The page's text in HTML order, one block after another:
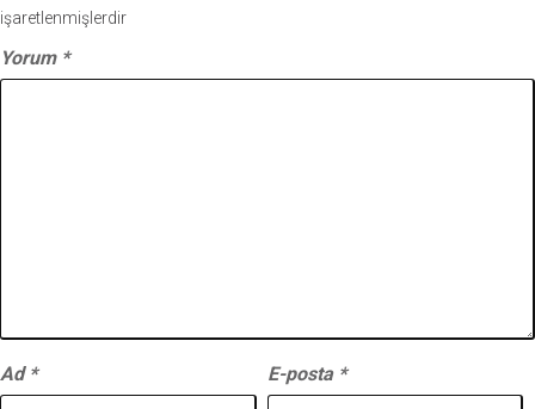
işaretlenmişlerdir
Yorum *
Ad * E-posta *